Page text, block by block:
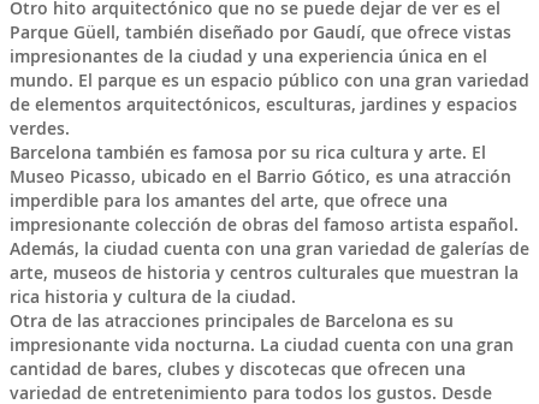
Otro hito arquitectónico que no se puede dejar de ver es el
Parque Güell, también diseñado por Gaudí, que ofrece vistas
impresionantes de la ciudad y una experiencia única en el
mundo. El parque es un espacio público con una gran variedad
de elementos arquitectónicos, esculturas, jardines y espacios
verdes.
Barcelona también es famosa por su rica cultura y arte. El
Museo Picasso, ubicado en el Barrio Gótico, es una atracción
imperdible para los amantes del arte, que ofrece una
impresionante colección de obras del famoso artista español.
Además, la ciudad cuenta con una gran variedad de galerías de
arte, museos de historia y centros culturales que muestran la
rica historia y cultura de la ciudad.
Otra de las atracciones principales de Barcelona es su
impresionante vida nocturna. La ciudad cuenta con una gran
cantidad de bares, clubes y discotecas que ofrecen una
variedad de entretenimiento para todos los gustos. Desde